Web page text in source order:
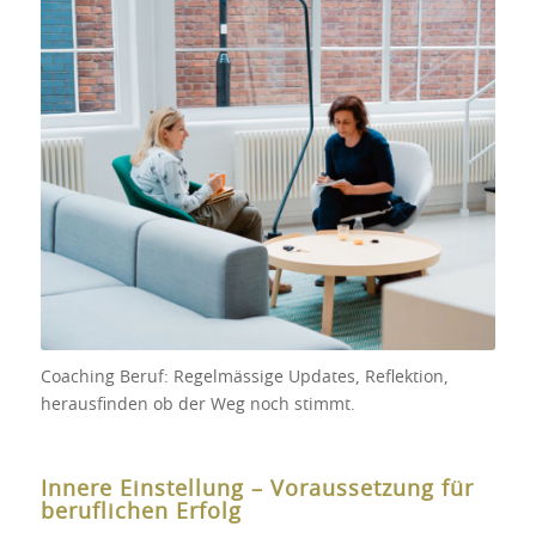
Manchmal brauchen wir Momente, in
denen wir im stressigen Berufsalltag
kurz durchatmen und uns relevante
Fragen in Zusammenarbeit mit einem
Coach, stellen.
Coaching Beruf: Regelmässige Updates, Reflektion,
herausfinden ob der Weg noch stimmt.
Innere Einstellung – Voraussetzung für
beruflichen Erfolg